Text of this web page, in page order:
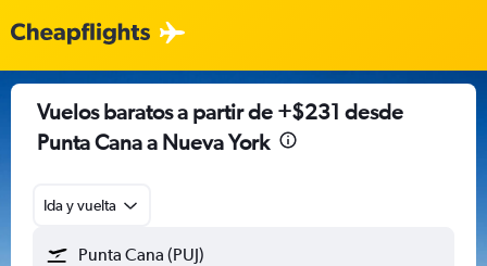
Vuelos baratos a partir de +$231 desde
Punta Cana a Nueva York
Ida y vuelta
Punta Cana (PUJ)